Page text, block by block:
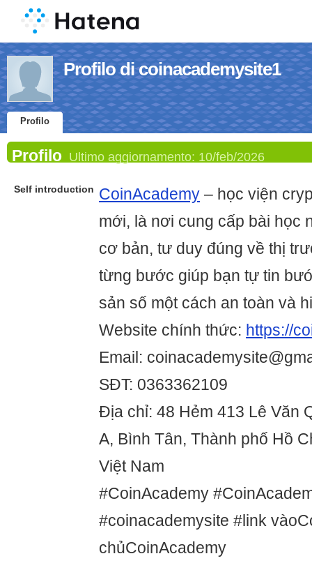
Profilo di coinacademysite1
Profilo
Profilo Ultimo aggiornamento: 10/feb/2026
Self introduction CoinAcademy – học viện
mới, là nơi cung cấp bài học
cơ bản, tư duy đúng về thị
từng bước giúp bạn tự tin
sản số một cách an toàn và
Website chính thức: https://
Email:
SĐT: 0363362109
Địa chỉ: 48 Hẻm 413 Lê Văn
A, Bình Tân, Thành phố Hồ
Việt Nam
#CoinAcademy
#coinacademysite #link
chủCoinAcademy